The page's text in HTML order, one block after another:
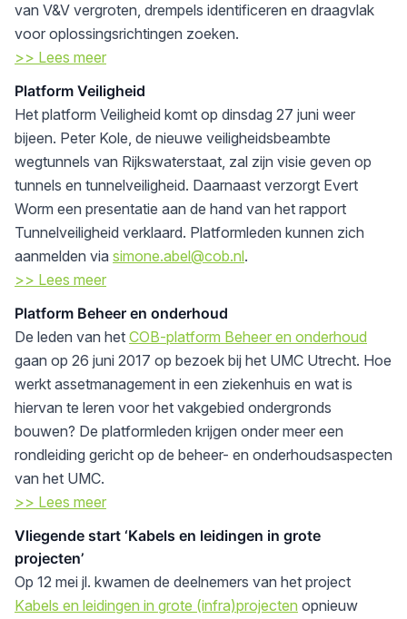
van V&V vergroten, drempels identificeren en draagvlak
voor oplossingsrichtingen zoeken.
>> Lees meer
Platform Veiligheid
Het platform Veiligheid komt op dinsdag 27 juni weer
bijeen. Peter Kole, de nieuwe veiligheidsbeambte
wegtunnels van Rijkswaterstaat, zal zijn visie geven op
tunnels en tunnelveiligheid. Daarnaast verzorgt Evert
Worm een presentatie aan de hand van het rapport
Tunnelveiligheid verklaard. Platformleden kunnen zich
aanmelden via simone.abel@cob.nl.
>> Lees meer
Platform Beheer en onderhoud
De leden van het COB-platform Beheer en onderhoud
gaan op 26 juni 2017 op bezoek bij het UMC Utrecht. Hoe
werkt assetmanagement in een ziekenhuis en wat is
hiervan te leren voor het vakgebied ondergronds
bouwen? De platformleden krijgen onder meer een
rondleiding gericht op de beheer- en onderhoudsaspecten
van het UMC.
>> Lees meer
Vliegende start ‘Kabels en leidingen in grote
projecten’
Op 12 mei jl. kwamen de deelnemers van het project
Kabels en leidingen in grote (infra)projecten opnieuw